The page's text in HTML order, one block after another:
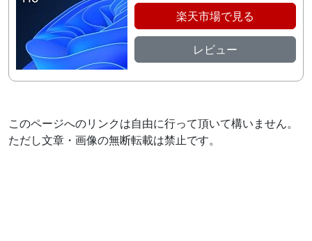
楽天市場で見る
レビュー
このページへのリンクは自由に行って頂いて構いません。
ただし文章・画像の無断転載は禁止です。